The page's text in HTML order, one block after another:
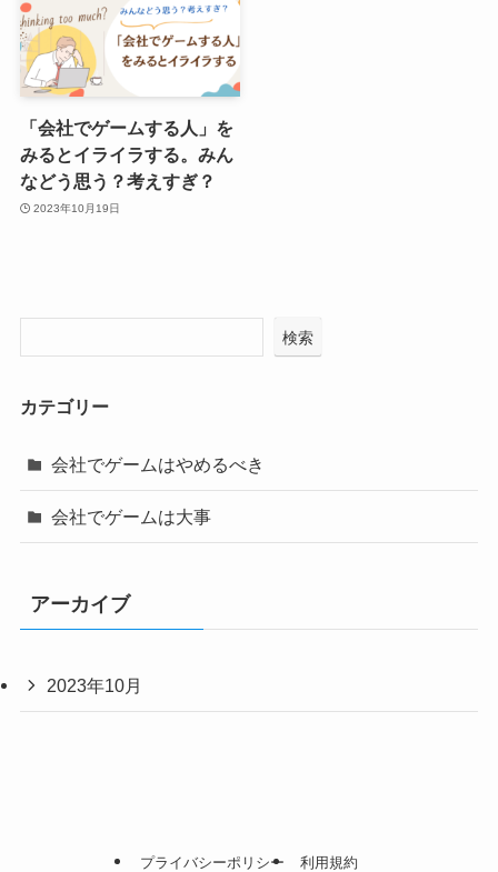
「会社でゲームする人」を
みるとイライラする。みん
などう思う？考えすぎ？
2023年10月19日
検索
カテゴリー
会社でゲームはやめるべき
会社でゲームは大事
アーカイブ
2023年10月
プライバシーポリシー 利用規約